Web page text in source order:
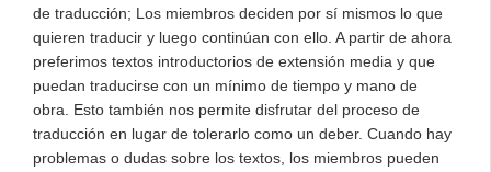
de traducción; Los miembros deciden por sí mismos lo que
quieren traducir y luego continúan con ello. A partir de ahora
preferimos textos introductorios de extensión media y que
puedan traducirse con un mínimo de tiempo y mano de
obra. Esto también nos permite disfrutar del proceso de
traducción en lugar de tolerarlo como un deber. Cuando hay
problemas o dudas sobre los textos, los miembros pueden